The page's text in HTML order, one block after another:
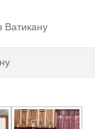
Ватикану